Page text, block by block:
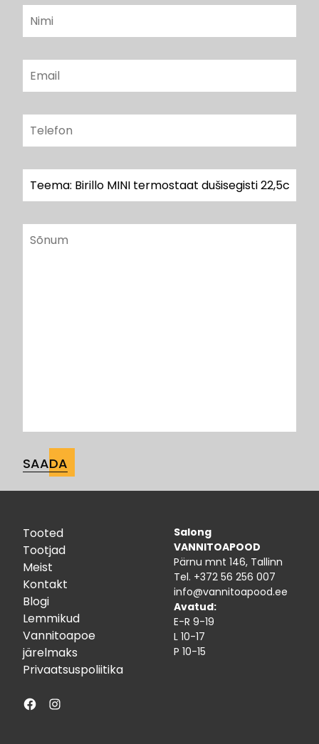
Tooted
Tootjad
Meist
Kontakt
Blogi
Lemmikud
Vannitoapoe
järelmaks
Privaatsuspoliitika
Facebook
Salong
VANNITOAPOOD
Pärnu mnt 146, Tallinn
Tel. +372 56 256 007
info@vannitoapood.ee
Avatud:
E-R 9-19
L 10-17
P 10-15